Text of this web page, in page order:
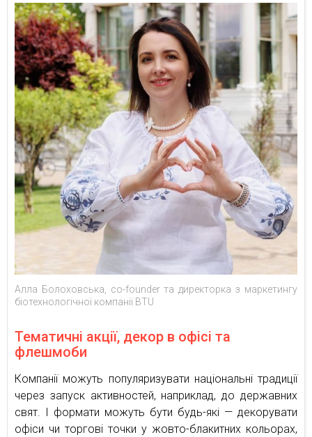
Алла Болоховська, co-founder та директорка з маркетингу
біотехнологічної компанії BTU
Тематичні акції, декор в офісі та
флешмоби
Компанії можуть популяризувати національні традиції
через запуск активностей, наприклад, до державних
свят. І формати можуть бути будь-які — декорувати
офіси чи торгові точки у жовто-блакитних кольорах,